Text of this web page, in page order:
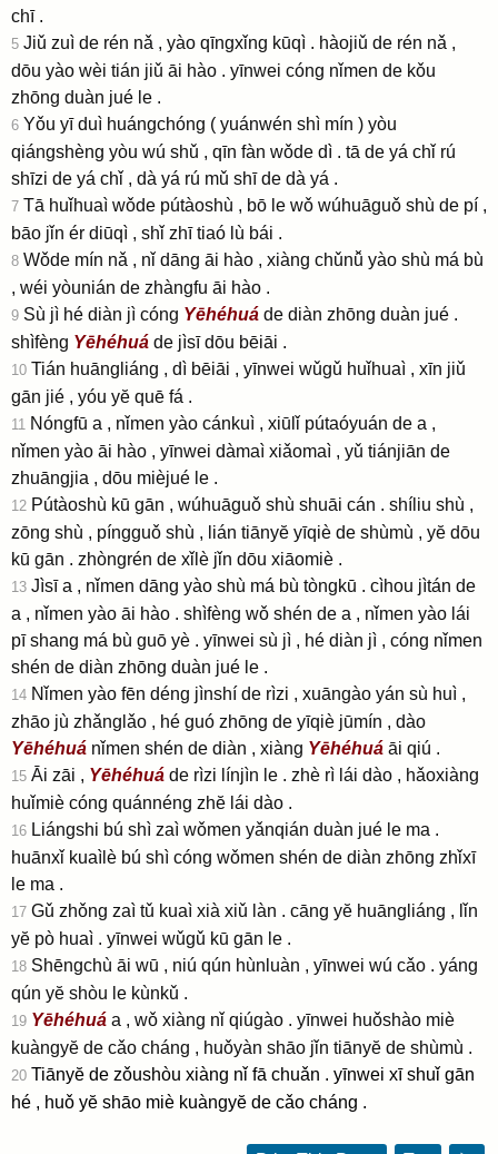
chī .
5 Jiǔ zuì de rén nǎ , yào qīngxǐng kūqì . hàojiǔ de rén nǎ ,
dōu yào wèi tián jiǔ āi hào . yīnwei cóng nǐmen de kǒu
zhōng duàn jué le .
6 Yǒu yī duì huángchóng ( yuánwén shì mín ) yòu
qiángshèng yòu wú shǔ , qīn fàn wǒde dì . tā de yá chǐ rú
shīzi de yá chǐ , dà yá rú mǔ shī de dà yá .
7 Tā huǐhuaì wǒde pútàoshù , bō le wǒ wúhuāguǒ shù de pí ,
bāo jǐn ér diūqì , shǐ zhī tiaó lù bái .
8 Wǒde mín nǎ , nǐ dāng āi hào , xiàng chǔnǚ yào shù má bù
, wéi yòunián de zhàngfu āi hào .
9 Sù jì hé diàn jì cóng Yēhéhuá de diàn zhōng duàn jué .
shìfèng Yēhéhuá de jìsī dōu bēiāi .
10 Tián huāngliáng , dì bēiāi , yīnwei wǔgǔ huǐhuaì , xīn jiǔ
gān jié , yóu yĕ quē fá .
11 Nóngfū a , nǐmen yào cánkuì , xiūlǐ pútaóyuán de a ,
nǐmen yào āi hào , yīnwei dàmaì xiǎomaì , yǔ tiánjiān de
zhuāngjia , dōu mièjué le .
12 Pútàoshù kū gān , wúhuāguǒ shù shuāi cán . shíliu shù ,
zōng shù , píngguǒ shù , lián tiānyĕ yīqiè de shùmù , yĕ dōu
kū gān . zhòngrén de xǐlè jǐn dōu xiāomiè .
13 Jìsī a , nǐmen dāng yào shù má bù tòngkū . cìhou jìtán de
a , nǐmen yào āi hào . shìfèng wǒ shén de a , nǐmen yào lái
pī shang má bù guō yè . yīnwei sù jì , hé diàn jì , cóng nǐmen
shén de diàn zhōng duàn jué le .
14 Nǐmen yào fēn déng jìnshí de rìzi , xuāngào yán sù huì ,
zhāo jù zhǎnglǎo , hé guó zhōng de yīqiè jūmín , dào
Yēhéhuá nǐmen shén de diàn , xiàng Yēhéhuá āi qiú .
15 Āi zāi , Yēhéhuá de rìzi línjìn le . zhè rì lái dào , hǎoxiàng
huǐmiè cóng quánnéng zhĕ lái dào .
16 Liángshi bú shì zaì wǒmen yǎnqián duàn jué le ma .
huānxǐ kuaìlè bú shì cóng wǒmen shén de diàn zhōng zhǐxī
le ma .
17 Gǔ zhǒng zaì tǔ kuaì xià xiǔ làn . cāng yĕ huāngliáng , lǐn
yĕ pò huaì . yīnwei wǔgǔ kū gān le .
18 Shēngchù āi wū , niú qún hùnluàn , yīnwei wú cǎo . yáng
qún yĕ shòu le kùnkǔ .
19 Yēhéhuá a , wǒ xiàng nǐ qiúgào . yīnwei huǒshào miè
kuàngyĕ de cǎo cháng , huǒyàn shāo jǐn tiānyĕ de shùmù .
20 Tiānyĕ de zǒushòu xiàng nǐ fā chuǎn . yīnwei xī shuǐ gān
hé , huǒ yĕ shāo miè kuàngyĕ de cǎo cháng .